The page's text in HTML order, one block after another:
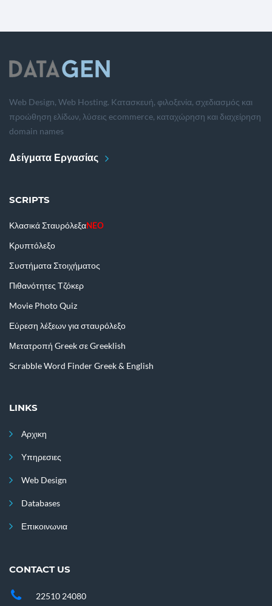
Web Design, Web Hosting. Kατασκευή, φιλοξενία, σχεδιασμός και
προώθηση ελίδων, λύσεις ecommerce, καταχώρηση και διαχείρηση
domain names
Δείγματα Εργασίας
SCRIPTS
Κλασικά ΣταυρόλεξαNEO
Κρυπτόλεξο
Συστήματα Στοιχήματος
Πιθανότητες Τζόκερ
Movie Photo Quiz
Εύρεση λέξεων για σταυρόλεξο
Μετατροπή Greek σε Greeklish
Scrabble Word Finder Greek & English
LINKS
Αρχικη
Υπηρεσιες
Web Design
Databases
Επικοινωνια
CONTACT US
22510 24080